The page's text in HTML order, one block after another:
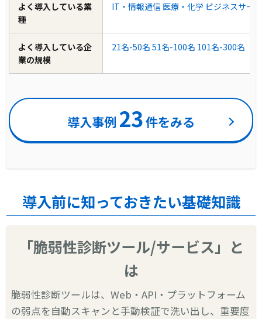
よく導入している業
種
IT・情報通信 医療・化学 ビジネスサー
よく導入している企
業の規模
21名-50名 51名-100名 101名-300名
導入事例 23件をみる
導入前に知っておきたい基礎知識
「脆弱性診断ツール/サービス」と
は
脆弱性診断ツールは、Web・API・プラットフォーム
の弱点を自動スキャンと手動検証で洗い出し、重要度